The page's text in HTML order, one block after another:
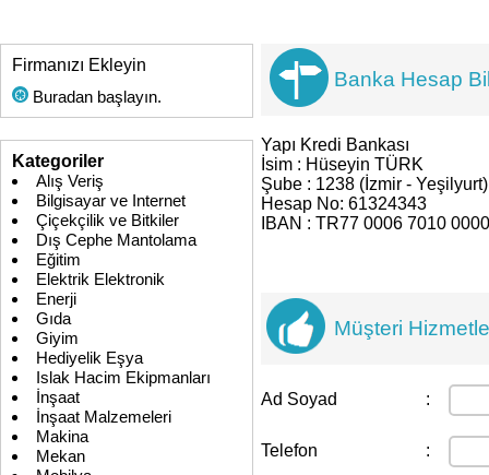
Firmanızı Ekleyin
Buradan başlayın.
Kategoriler
Alış Veriş
Bilgisayar ve Internet
Çiçekçilik ve Bitkiler
Dış Cephe Mantolama
Eğitim
Elektrik Elektronik
Enerji
Gıda
Giyim
Hediyelik Eşya
Islak Hacim Ekipmanları
İnşaat
İnşaat Malzemeleri
Makina
Mekan
Banka Hesap
Yapı Kredi Bankası
İsim : Hüseyin TÜRK
Şube : 1238 (İzmir - Yeşilyurt)
Hesap No: 61324343
IBAN : TR77 0006 7010
Müşteri
Ad Soyad :
Telefon :